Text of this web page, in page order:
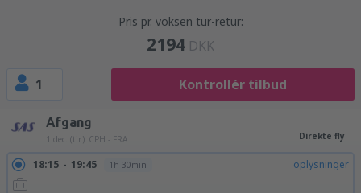
Pris pr. voksen tur-retur:
2194 DKK
1 Kontrollér tilbud
Afgang
1 dec. (tir.) CPH - FRA Direkte fly
18:15 19:45 1h 30min oplysninger